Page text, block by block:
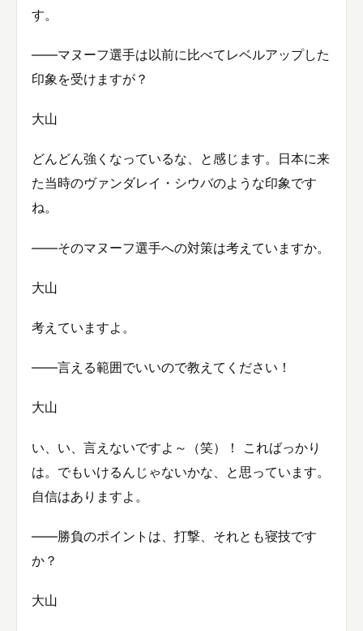
す。
――マヌーフ選手は以前に比べてレベルアップした
印象を受けますが？
大山
どんどん強くなっているな、と感じます。日本に来
た当時のヴァンダレイ・シウバのような印象です
ね。
――そのマヌーフ選手への対策は考えていますか。
大山
考えていますよ。
――言える範囲でいいので教えてください！
大山
い、い、言えないですよ～（笑）！ こればっかり
は。でもいけるんじゃないかな、と思っています。
自信はありますよ。
――勝負のポイントは、打撃、それとも寝技です
か？
大山